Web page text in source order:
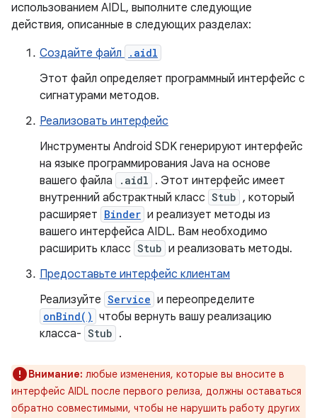
использованием AIDL, выполните следующие
действия, описанные в следующих разделах:
Создайте файл
.aidl
Этот файл определяет программный интерфейс с
сигнатурами методов.
Реализовать интерфейс
Инструменты Android SDK генерируют интерфейс
на языке программирования Java на основе
вашего файла
.aidl . Этот интерфейс имеет
внутренний абстрактный класс Stub , который
расширяет Binder и реализует методы из
вашего интерфейса AIDL. Вам необходимо
расширить класс Stub и реализовать методы.
Предоставьте интерфейс клиентам
Реализуйте Service и переопределите
onBind() чтобы вернуть вашу реализацию
класса- Stub .
Внимание: любые изменения, которые вы вносите в
интерфейс AIDL после первого релиза, должны оставаться
обратно совместимыми, чтобы не нарушить работу других